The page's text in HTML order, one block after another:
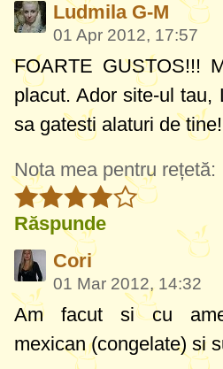
Ludmila G-M
01 Apr 2012, 17:57
FOARTE GUSTOS!!!
placut. Ador site-ul tau,
sa gatesti alaturi de
Nota mea pentru rețetă:
Răspunde
Cori
01 Mar 2012, 14:32
Am facut si cu
mexican (congelate) si